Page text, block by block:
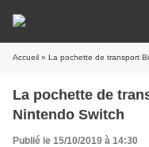
Accueil » La pochette de transport
La pochette de
Nintendo Switch
Publié le 15/10/2019 à 14:30